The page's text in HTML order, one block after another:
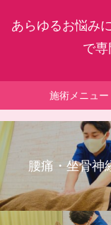
あらゆるお悩み
で専
施術メニュー
腰痛・坐骨神